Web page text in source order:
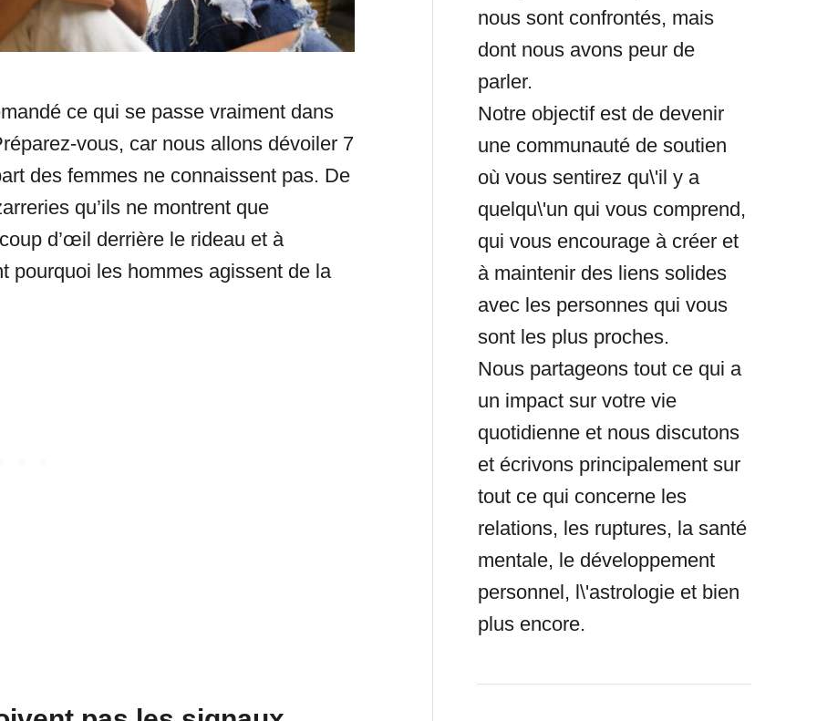
ce qui se passe vraiment dans
vous, car nous allons dévoiler 7
des femmes ne connaissent pas. De
qu’ils ne montrent que
d’œil derrière le rideau et à
pourquoi les hommes agissent de la
nous sont confrontés, mais
dont nous avons peur de
parler.
Notre objectif est de devenir
une communauté de soutien
où vous sentirez qu\'il y a
quelqu\'un qui vous comprend,
qui vous encourage à créer et
à maintenir des liens solides
avec les personnes qui vous
sont les plus proches.
Nous partageons tout ce qui a
un impact sur votre vie
quotidienne et nous discutons
et écrivons principalement sur
tout ce qui concerne les
relations, les ruptures, la santé
mentale, le développement
personnel, l\'astrologie et bien
plus encore.